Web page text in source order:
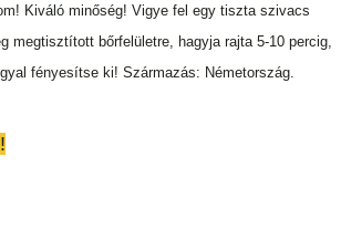
Kiváló minőség! Vigye fel egy tiszta szivacs
megtisztított bőrfelületre, hagyja rajta 5-10 percig,
fényesítse ki! Származás: Németország.